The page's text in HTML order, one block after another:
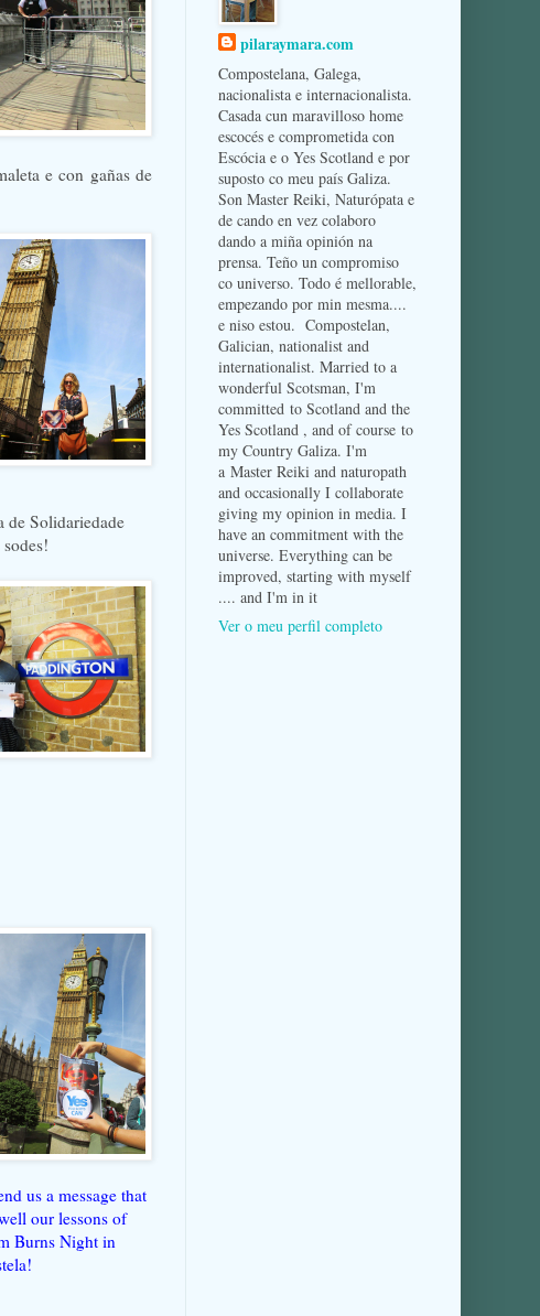
e con gañas de
de Solidariedade
us a message that
our lessons of
Burns Night in
pilaraymara.com
Compostelana, Galega,
nacionalista e internacionalista.
Casada cun maravilloso home
escocés e comprometida con
Escócia e o Yes Scotland e por
suposto co meu país Galiza.
Son Master Reiki, Naturópata e
de cando en vez colaboro
dando a miña opinión na
prensa. Teño un compromiso
co universo. Todo é mellorable,
empezando por min mesma....
e niso estou. Compostelan,
Galician, nationalist and
internationalist. Married to a
wonderful Scotsman, I'm
committed to Scotland and the
Yes Scotland , and of course to
my Country Galiza. I'm
a Master Reiki and naturopath
and occasionally I collaborate
giving my opinion in media. I
have an commitment with the
universe. Everything can be
improved, starting with myself
.... and I'm in it
Ver o meu perfil completo